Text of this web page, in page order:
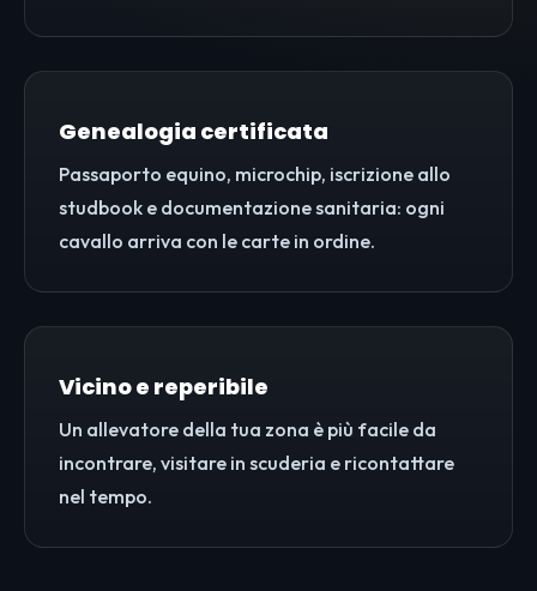
Genealogia certificata
Passaporto equino, microchip, iscrizione allo
studbook e documentazione sanitaria: ogni
cavallo arriva con le carte in ordine.
Vicino e reperibile
Un allevatore della tua zona è più facile da
incontrare, visitare in scuderia e ricontattare
nel tempo.